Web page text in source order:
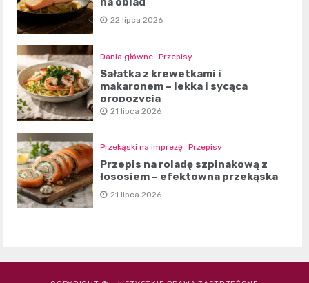
22 lipca 2026
Dania główne Przepisy
Sałatka z krewetkami i
makaronem – lekka i sycąca
propozycja
21 lipca 2026
Przekąski na imprezę Przepisy
Przepis na roladę szpinakową z
łososiem – efektowna przekąska
21 lipca 2026